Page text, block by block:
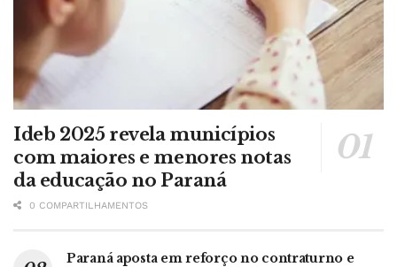
Ideb 2025 revela municípios
com maiores e menores notas
da educação no Paraná
0 COMPARTILHAMENTOS
Paraná aposta em reforço no contraturno e